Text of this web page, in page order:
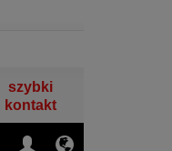
szybki
kontakt